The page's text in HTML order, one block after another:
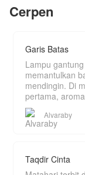
Cerpen
Garis Batas
Lampu
memantulkan
mendingin. Di
pertama,
ditelan k
Alvaraby
Taqdir Cinta